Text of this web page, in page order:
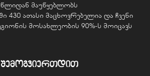
წლიდან მაუწყებლობს
430 ათასი მაცხოვრებელია და ჩვენი
მოსახლეობის 90%-ს მოიცავს
შემოგვიერთდით